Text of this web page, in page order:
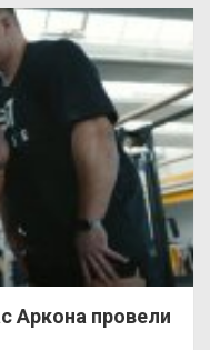
Аркона провели